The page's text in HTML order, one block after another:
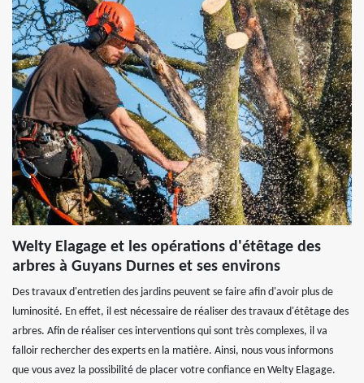
Welty Elagage et les opérations d'étêtage des
arbres à Guyans Durnes et ses environs
Des travaux d'entretien des jardins peuvent se faire afin d'avoir plus de
luminosité. En effet, il est nécessaire de réaliser des travaux d'étêtage des
arbres. Afin de réaliser ces interventions qui sont très complexes, il va
falloir rechercher des experts en la matière. Ainsi, nous vous informons
que vous avez la possibilité de placer votre confiance en Welty Elagage.